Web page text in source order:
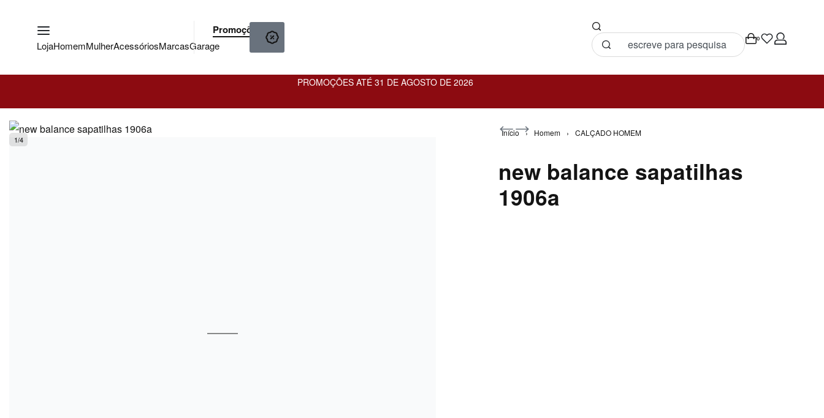
LojaHomemMulherAcessóriosMarcasGarage
Promoções
0
PROMOÇÕES ATÉ 31 DE AGOSTO DE 2026
1/4
Início › Homem › CALÇADO HOMEM
new balance sapatilhas
1906a